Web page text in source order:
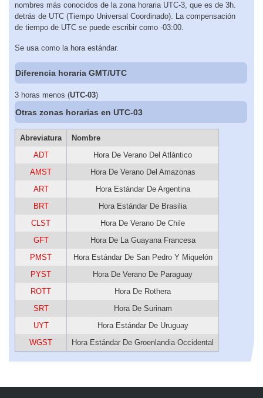
nombres más conocidos de la zona horaria UTC-3, que es de 3h.
detrás de UTC (Tiempo Universal Coordinado). La compensación
de tiempo de UTC se puede escribir como -03:00.
Se usa como la hora estándar.
Diferencia horaria GMT/UTC
3 horas menos (UTC-03)
Otras zonas horarias en UTC-03
Abreviatura
Nombre
ADT
Hora De Verano Del Atlántico
AMST
Hora De Verano Del Amazonas
ART
Hora Estándar De Argentina
BRT
Hora Estándar De Brasilia
CLST
Hora De Verano De Chile
GFT
Hora De La Guayana Francesa
PMST
Hora Estándar De San Pedro Y Miquelón
PYST
Hora De Verano De Paraguay
ROTT
Hora De Rothera
SRT
Hora De Surinam
UYT
Hora Estándar De Uruguay
WGST
Hora Estándar De Groenlandia Occidental